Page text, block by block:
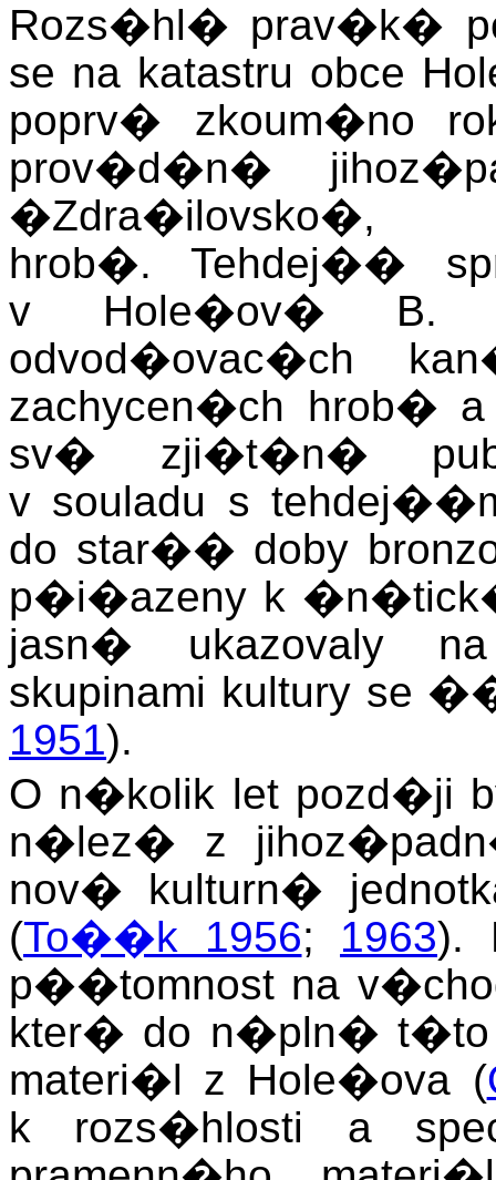
Rozs�hl� prav�k�
se na katastru obce
poprv� zkoum�no
prov�d�n�
hrob�. Tehdej��
v Hole�ov� B.
odvod�ovac�ch
zachycen�ch hrob�
sv� zji�t�n�
v souladu s
do star�� doby
p�i�azeny k
jasn� ukazovaly
skupinami kultury se
1951).
O n�kolik let pozd�ji
n�lez� z
nov� kulturn�
(To��k 1956; 1963).
p��tomnost na
kter� do n�pln� t�to
materi�l z Hole�ova (
k rozs�hlosti a